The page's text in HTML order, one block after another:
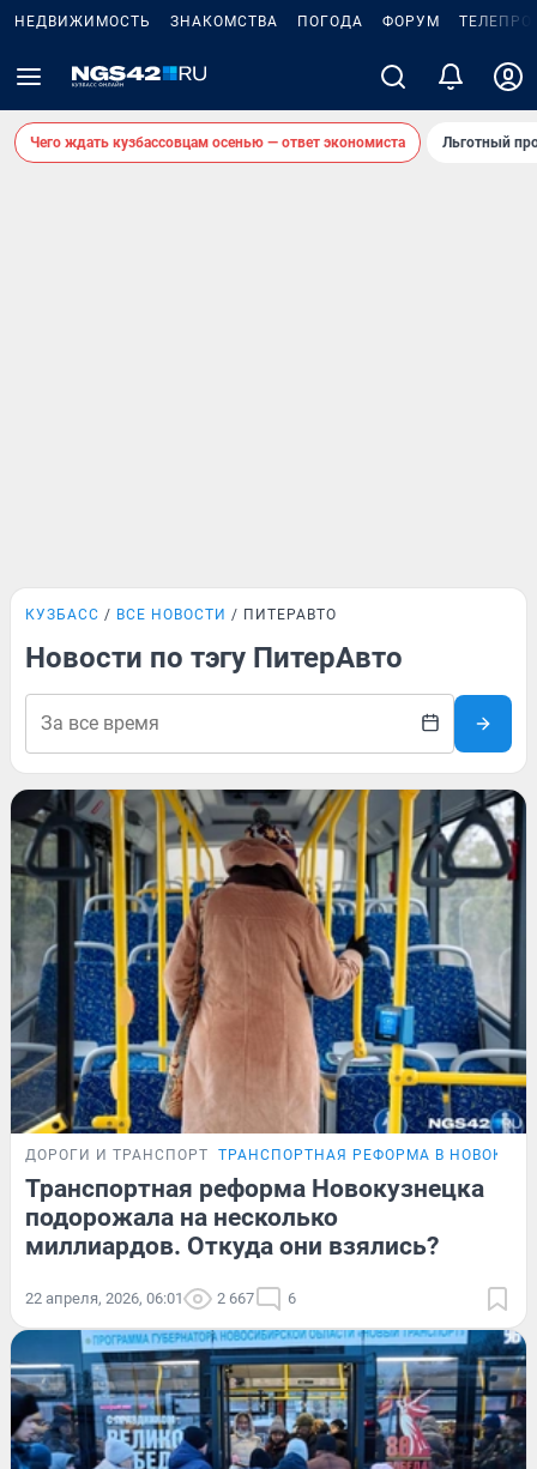
НЕДВИЖИМОСТЬ ЗНАКОМСТВА ПОГОДА ФОРУМ
Чего ждать кузбассовцам осенью — ответ экономиста Льготный
КУЗБАСС ВСЕ НОВОСТИ ПИТЕРАВТО
Новости по тэгу ПитерАвто
ДОРОГИ И ТРАНСПОРТ ТРАНСПОРТНАЯ РЕФОРМА В
Транспортная реформа Новокузнецка
подорожала на несколько
миллиардов. Откуда они взялись?
22 апреля, 2026, 06:01 2 667 6